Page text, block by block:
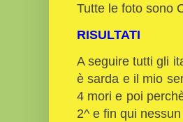
Tutte le foto sono
RISULTATI
A seguire tutti gli
è sarda e il mio
4 mori e poi
2^ e fin qui